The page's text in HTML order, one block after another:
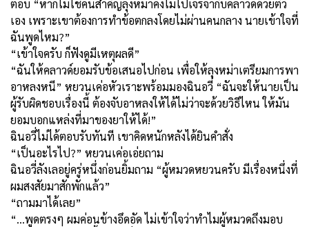
ตอบ “หากไม่ใช่คนสำคัญลุงหม่าคงไม่ไปเจรจากับคลาวด์ด้วยตัว
เอง เพราะเขาต้องการทำข้อตกลงโดยไม่ผ่านคนกลาง นายเข้าใจที่
ฉันพูดไหม?”
“เข้าใจครับ ก็ฟังดูมีเหตุผลดี”
“ฉันให้คลาวด์ยอมรับข้อเสนอไปก่อน เพื่อให้ลุงหม่าเตรียมการพา
อาหลงหนี” หยวนเค่อหัวเราะพร้อมมองฉินอวี่ “ฉันจะให้นายเป็น
ผู้รับผิดชอบเรื่องนี้ ต้องจับอาหลงให้ได้ไม่ว่าจะด้วยวิธีไหน ให้มัน
ยอมบอกแหล่งที่มาของยาให้ได้!”
ฉินอวี่ไม่ได้ตอบรับทันที เขาคิดหนักหลังได้ยินคำสั่ง
“เป็นอะไรไป?” หยวนเค่อเอ่ยถาม
ฉินอวี่ลังเลอยู่ครู่หนึ่งก่อนยิ้มถาม “ผู้หมวดหยวนครับ มีเรื่องหนึ่งที่
ผมสงสัยมาสักพักแล้ว”
“ถามมาได้เลย”
“...พูดตรงๆ ผมค่อนข้างอึดอัด ไม่เข้าใจว่าทำไมผู้หมวดถึงมอบ